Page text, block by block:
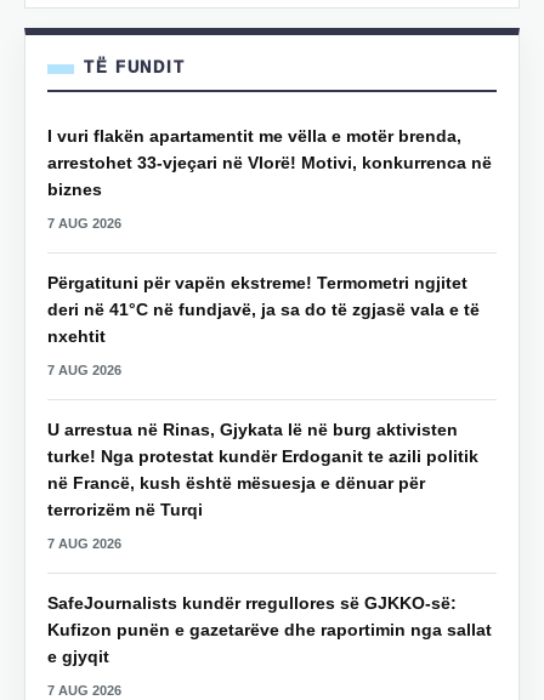
TË FUNDIT
I vuri flakën apartamentit me vëlla e motër brenda,
arrestohet 33-vjeçari në Vlorë! Motivi, konkurrenca në
biznes
7 AUG 2026
Përgatituni për vapën ekstreme! Termometri ngjitet
deri në 41°C në fundjavë, ja sa do të zgjasë vala e të
nxehtit
7 AUG 2026
U arrestua në Rinas, Gjykata lë në burg aktivisten
turke! Nga protestat kundër Erdoganit te azili politik
në Francë, kush është mësuesja e dënuar për
terrorizëm në Turqi
7 AUG 2026
SafeJournalists kundër rregullores së GJKKO-së:
Kufizon punën e gazetarëve dhe raportimin nga sallat
e gjyqit
7 AUG 2026